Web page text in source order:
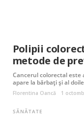
Polipii
metode de
Cancerul colorectal este
apare la bărbați și al
Florentina Oancă 1
SĂNĂTATE